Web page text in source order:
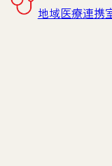
地域医療連携